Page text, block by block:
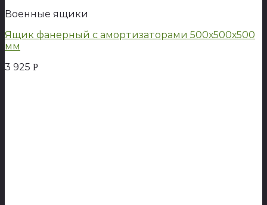
Военные ящики
Ящик фанерный с амортизаторами 500х500х500
мм
3 925 Р